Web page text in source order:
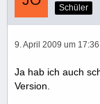
Schüler
9. April 2009 um 17:36
Ja hab ich auch
Version.